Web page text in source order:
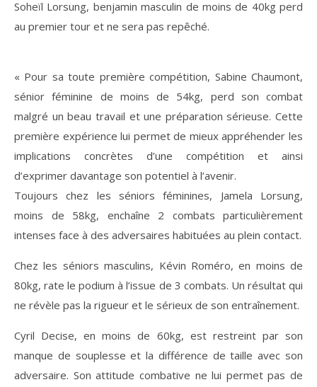
Soheïl Lorsung, benjamin masculin de moins de 40kg perd
au premier tour et ne sera pas repêché.
« Pour sa toute première compétition, Sabine Chaumont,
sénior féminine de moins de 54kg, perd son combat
malgré un beau travail et une préparation sérieuse. Cette
première expérience lui permet de mieux appréhender les
implications concrètes d’une compétition et ainsi
d’exprimer davantage son potentiel à l’avenir.
Toujours chez les séniors féminines, Jamela Lorsung,
moins de 58kg, enchaîne 2 combats particulièrement
intenses face à des adversaires habituées au plein contact.
Chez les séniors masculins, Kévin Roméro, en moins de
80kg, rate le podium à l’issue de 3 combats. Un résultat qui
ne révèle pas la rigueur et le sérieux de son entraînement.
Cyril Decise, en moins de 60kg, est restreint par son
manque de souplesse et la différence de taille avec son
adversaire. Son attitude combative ne lui permet pas de